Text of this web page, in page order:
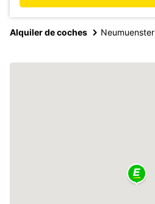
Alquiler de coches Neumuenster